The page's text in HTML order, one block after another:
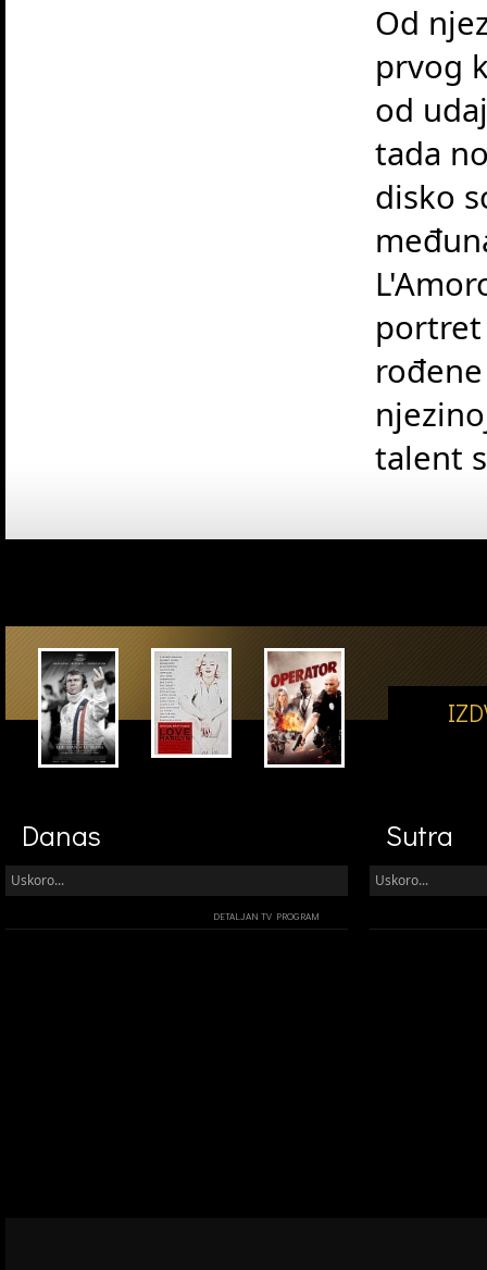
Od
prvog
od
tada
disko
portret
talent
Danas
Uskoro...
DETALJAN TV PROGRAM
Sutra
Uskoro...